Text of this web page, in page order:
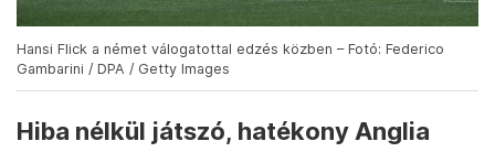
Hansi Flick a német válogatottal edzés közben – Fotó: Federico
Gambarini / DPA / Getty Images
Hiba nélkül játszó, hatékony Anglia